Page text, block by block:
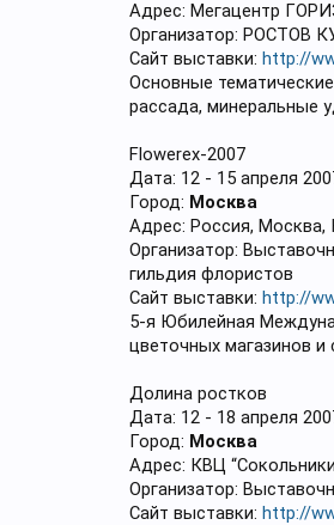
Адрес: Мегацентр
Организатор: РОСТОВ
Сайт выставки: http://
Основные
рассада, минеральные
Flowerex-2007
Дата: 12 - 15 апреля
Город: Москва
Адрес: Россия, Москва,
Организатор:
гильдия флористов
Сайт выставки: http://
5-я Юбилейная
цветочных магазинов
Долина ростков
Дата: 12 - 18 апреля
Город: Москва
Адрес: КВЦ
Организатор:
Сайт выставки: http://